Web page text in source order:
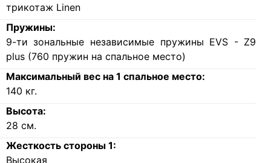
трикотаж Linen
Пружины:
9-ти зональные независимые пружины EVS - Z9
plus (760 пружин на спальное место)
Максимальный вес на 1 спальное место:
140 кг.
Высота:
28 см.
Жесткость стороны 1:
Высокая